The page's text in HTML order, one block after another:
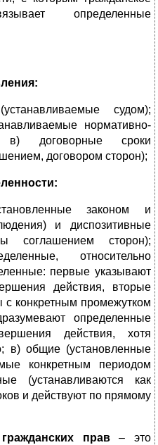
определенные
судом);
нормативно-
в) договорные сроки
договором сторон);
законом и
и диспозитивные
соглашением сторон);
относительно
первые указывают
действия, вторые
конкретным промежутком
определенные
действия, хотя
в) общие (установленные
конкретным периодом
(устанавливаются как
и действуют по прямому
прав– это